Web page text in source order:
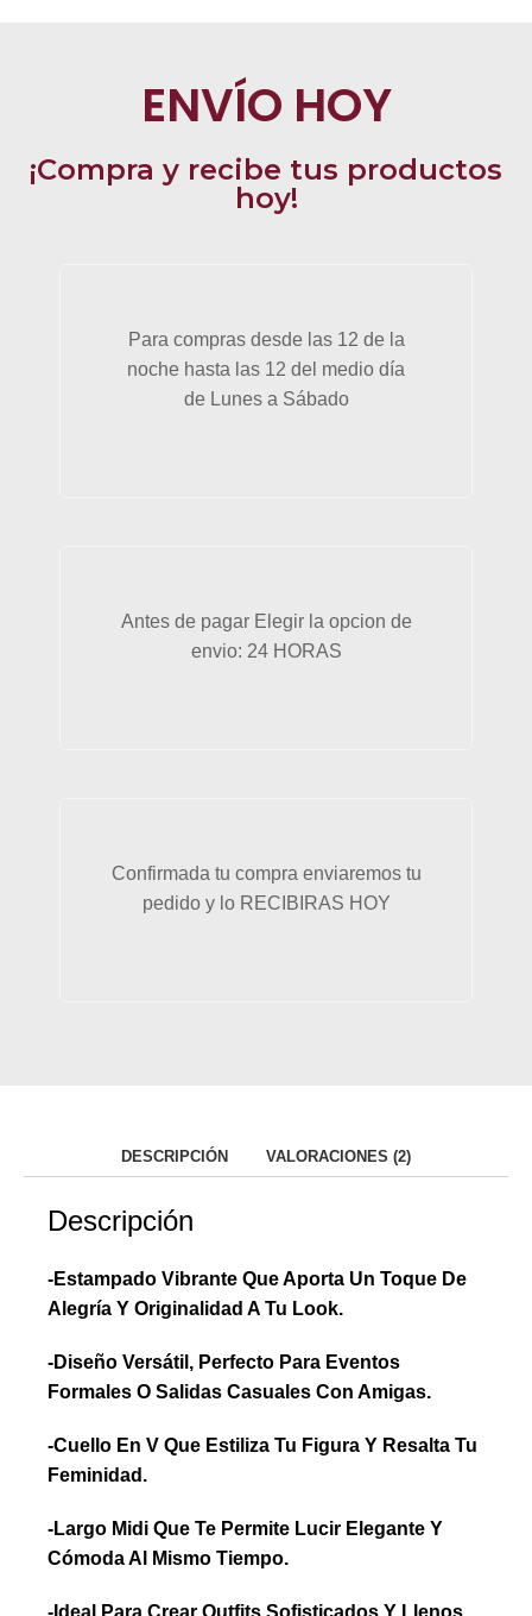
ENVÍO HOY
¡Compra y recibe tus productos
hoy!
Para compras desde las 12 de la
noche hasta las 12 del medio día
de Lunes a Sábado
Antes de pagar Elegir la opcion de
envio: 24 HORAS
Confirmada tu compra enviaremos tu
pedido y lo RECIBIRAS HOY
DESCRIPCIÓN VALORACIONES (2)
Descripción
-Estampado Vibrante Que Aporta Un Toque De
Alegría Y Originalidad A Tu Look.
-Diseño Versátil, Perfecto Para Eventos
Formales O Salidas Casuales Con Amigas.
-Cuello En V Que Estiliza Tu Figura Y Resalta Tu
Feminidad.
-Largo Midi Que Te Permite Lucir Elegante Y
Cómoda Al Mismo Tiempo.